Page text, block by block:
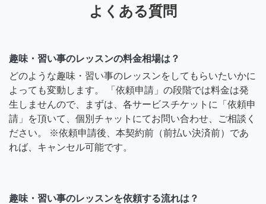
よくある質問
趣味・習い事のレッスンの料金相場は？
どのような趣味・習い事のレッスンをしてもらいたいかに
よっても変動します。 「依頼申請」の段階では料金は発
生しませんので、まずは、各サービスチケットに「依頼申
請」を頂いて、個別チャットにてお問い合わせ、ご相談く
ださい。 ※依頼申請後、本契約前（前払い決済前）であ
れば、キャンセル可能です。
趣味・習い事のレッスンを依頼する流れは？